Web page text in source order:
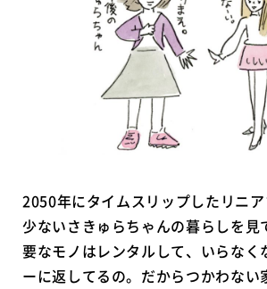
2050年にタイムスリップしたリニ
少ないさきゅらちゃんの暮らしを
要なモノはレンタルして、いらなく
ーに返してるの。だからつかわない